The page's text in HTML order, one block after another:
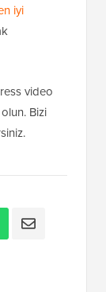
iyi
video
Bizi